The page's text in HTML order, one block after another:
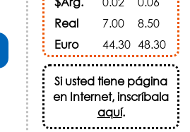
Real
7.00
8.50
Euro
44.30 48.30
Si usted tiene página
en Internet, inscríbala
aquí.